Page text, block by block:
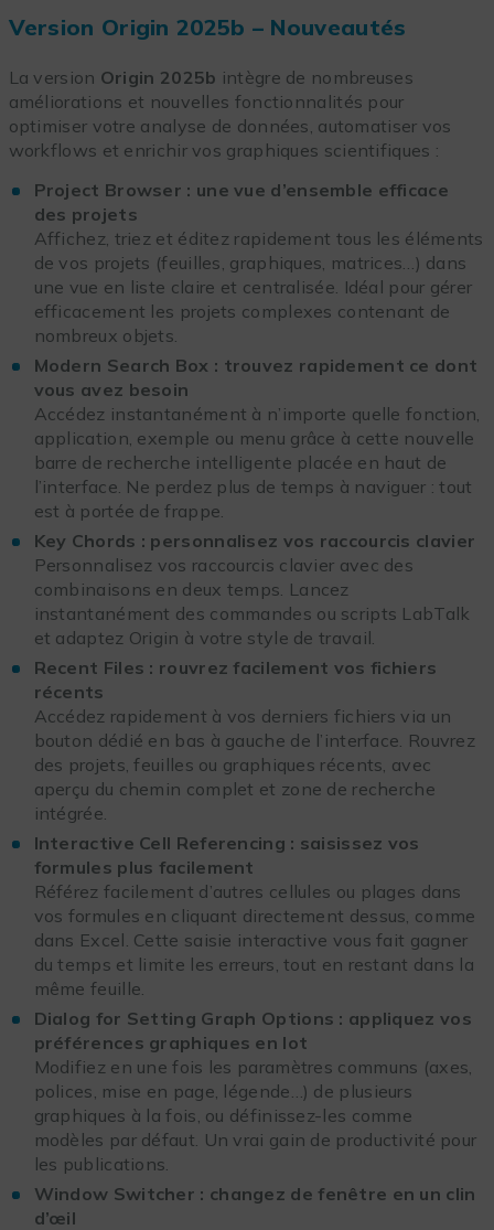
Version Origin 2025b – Nouveautés
La version Origin 2025b intègre de nombreuses
améliorations et nouvelles fonctionnalités pour
optimiser votre analyse de données, automatiser vos
workflows et enrichir vos graphiques scientifiques :
Project Browser : une vue d’ensemble efficace
des projets
Affichez, triez et éditez rapidement tous les éléments
de vos projets (feuilles, graphiques, matrices…) dans
une vue en liste claire et centralisée. Idéal pour gérer
efficacement les projets complexes contenant de
nombreux objets.
Modern Search Box : trouvez rapidement ce dont
vous avez besoin
Accédez instantanément à n’importe quelle fonction,
application, exemple ou menu grâce à cette nouvelle
barre de recherche intelligente placée en haut de
l’interface. Ne perdez plus de temps à naviguer : tout
est à portée de frappe.
Key Chords : personnalisez vos raccourcis clavier
Personnalisez vos raccourcis clavier avec des
combinaisons en deux temps. Lancez
instantanément des commandes ou scripts LabTalk
et adaptez Origin à votre style de travail.
Recent Files : rouvrez facilement vos fichiers
récents
Accédez rapidement à vos derniers fichiers via un
bouton dédié en bas à gauche de l’interface. Rouvrez
des projets, feuilles ou graphiques récents, avec
aperçu du chemin complet et zone de recherche
intégrée.
Interactive Cell Referencing : saisissez vos
formules plus facilement
Référez facilement d’autres cellules ou plages dans
vos formules en cliquant directement dessus, comme
dans Excel. Cette saisie interactive vous fait gagner
du temps et limite les erreurs, tout en restant dans la
même feuille.
Dialog for Setting Graph Options : appliquez vos
préférences graphiques en lot
Modifiez en une fois les paramètres communs (axes,
polices, mise en page, légende…) de plusieurs
graphiques à la fois, ou définissez-les comme
modèles par défaut. Un vrai gain de productivité pour
les publications.
Window Switcher : changez de fenêtre en un clin
d’œil